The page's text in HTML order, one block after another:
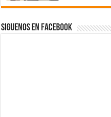
Siguenos en Facebook